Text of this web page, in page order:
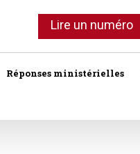
Lire un numéro
Réponses ministérielles